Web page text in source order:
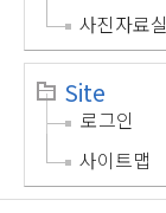
사진자료실
Site
로그인
사이트맵